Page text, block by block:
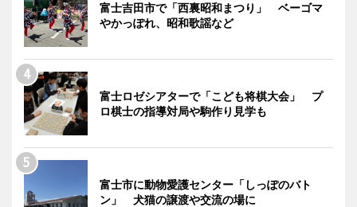
富士吉田市で「西裏昭和まつり」 ベーゴマ
やかっぽれ、昭和歌謡など
富士ロゼシアターで「こども将棋大会」 プ
ロ棋士の指導対局や駒作り見学も
富士市に動物愛護センター「しっぽのバト
ン」 犬猫の譲渡や交流の場に